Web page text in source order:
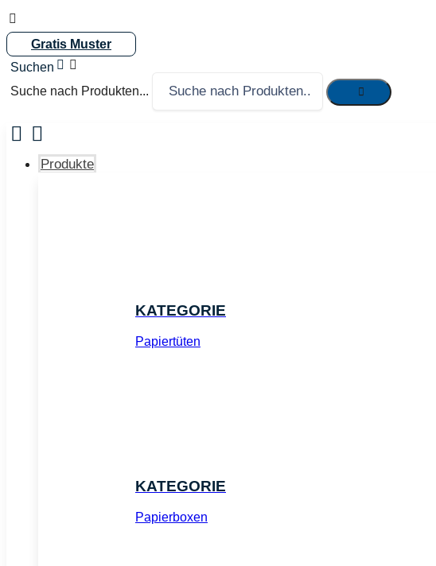
Gratis Muster
Suche nach Produkten...
Produkte
KATEGORIE
Papiertüten
KATEGORIE
Papierboxen